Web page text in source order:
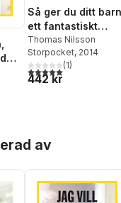
antal röster:
Så ger du ditt barn
ett fantastiskt
självförtroende
Thomas Nilsson
Storpocket, 2014
5,0utav 5 stjärnor.
(1)
442 kr
av